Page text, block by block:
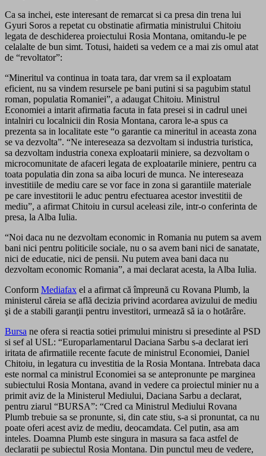
Ca sa inchei, este interesant de remarcat si ca presa din trena lui
Gyuri Soros a repetat cu obstinatie afirmatia ministrului Chitoiu
legata de deschiderea proiectului Rosia Montana, omitandu-le pe
celalalte de bun simt. Totusi, haideti sa vedem ce a mai zis omul atat
de “revoltator”:
“Mineritul va continua in toata tara, dar vrem sa il exploatam
eficient, nu sa vindem resursele pe bani putini si sa pagubim statul
roman, populatia Romaniei”, a adaugat Chitoiu. Ministrul
Economiei a intarit afirmatia facuta in fata presei si in cadrul unei
intalniri cu localnicii din Rosia Montana, carora le-a spus ca
prezenta sa in localitate este “o garantie ca mineritul in aceasta zona
se va dezvolta”. “Ne intereseaza sa dezvoltam si industria turistica,
sa dezvoltam industria conexa exploatarii miniere, sa dezvoltam o
microcomunitate de afaceri legata de exploatarile miniere, pentru ca
toata populatia din zona sa aiba locuri de munca. Ne intereseaza
investitiile de mediu care se vor face in zona si garantiile materiale
pe care investitorii le aduc pentru efectuarea acestor investitii de
mediu”, a afirmat Chitoiu in cursul aceleasi zile, intr-o conferinta de
presa, la Alba Iulia.
“Noi daca nu ne dezvoltam economic in Romania nu putem sa avem
bani nici pentru politicile sociale, nu o sa avem bani nici de sanatate,
nici de educatie, nici de pensii. Nu putem avea bani daca nu
dezvoltam economic Romania”, a mai declarat acesta, la Alba Iulia.
Conform Mediafax el a afirmat că împreună cu Rovana Plumb, la
ministerul căreia se află decizia privind acordarea avizului de mediu
şi de a stabili garanţii pentru investitori, urmează să ia o hotărâre.
Bursa ne ofera si reactia sotiei primului ministru si presedinte al PSD
si sef al USL: “Europarlamentarul Daciana Sarbu s-a declarat ieri
iritata de afirmatiile recente facute de ministrul Economiei, Daniel
Chitoiu, in legatura cu investitia de la Rosia Montana. Intrebata daca
este normal ca ministrul Economiei sa se antepronunte pe marginea
subiectului Rosia Montana, avand in vedere ca proiectul minier nu a
primit aviz de la Ministerul Mediului, Daciana Sarbu a declarat,
pentru ziarul “BURSA”: “Cred ca Ministrul Mediului Rovana
Plumb trebuie sa se pronunte, si, din cate stiu, s-a si pronuntat, ca nu
poate oferi acest aviz de mediu, deocamdata. Cel putin, asa am
inteles. Doamna Plumb este singura in masura sa faca astfel de
declaratii pe subiectul Rosia Montana. Din punctul meu de vedere,